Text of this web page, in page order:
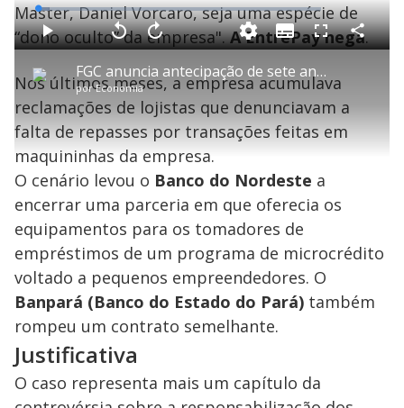
Master, Daniel Vorcaro, seja uma espécie de
“dono oculto” da empresa".A EntrePay nega.
P
l
a
y
V
i
FGC anuncia antecipação de sete anos de contribuições para cobrir rombo provocado pelo Banco Master
porEconomia
P V
t
a
r
1
0
e
g
n
d
s
A
n
ç
a
1
0
s
g
u
n
M
u
d
o
L
o
a
d
e
4
.
7
%
S
u
b
i
t
s
F
l
s
c
e
n
C
o
Nos últimos meses, a empresa acumulava
reclamações de lojistas que denunciavam a
falta de repasses por transações feitas em
maquininhas da empresa.
O cenário levou o Banco do Nordeste a
encerrar uma parceria em que oferecia os
equipamentos para os tomadores de
empréstimos de um programa de microcrédito
voltado a pequenos empreendedores. O
Banpará (Banco do Estado do Pará) também
rompeu um contrato semelhante.
Justificativa
O caso representa mais um capítulo da